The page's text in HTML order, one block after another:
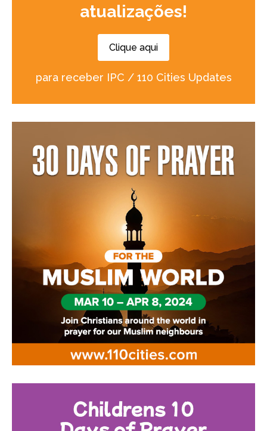
atualizações!
Clique aqui
para receber IPC / 110 Cities Updates